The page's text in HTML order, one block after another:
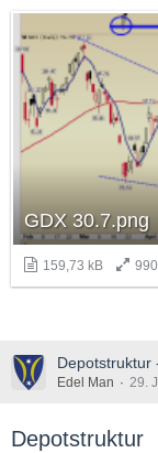
GDX 30.7.png
159,73 kB
Depotstruktur
Edel Man 29.
Depotstruktur